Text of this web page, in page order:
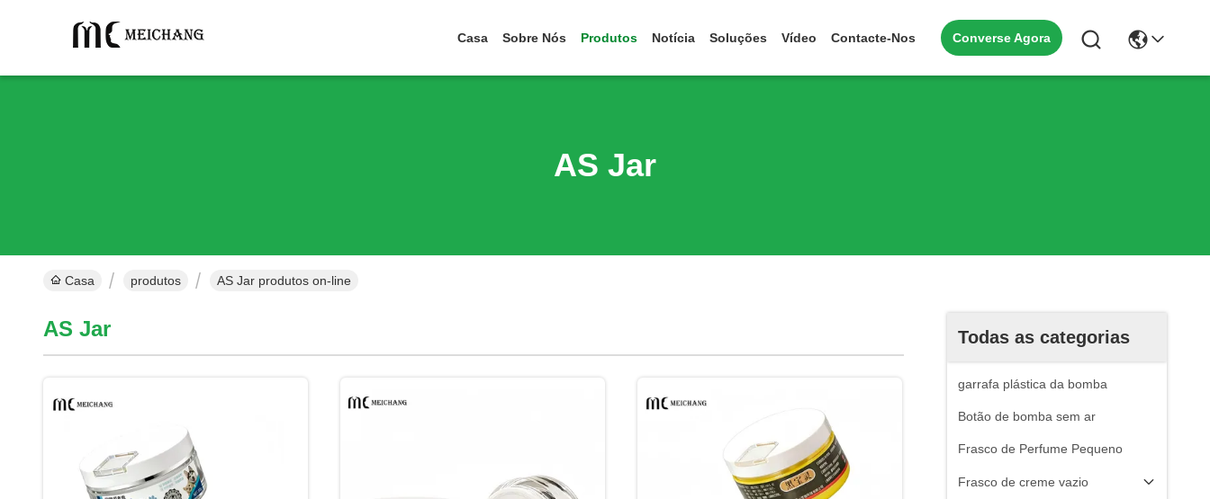
Casa Sobre Nós Produtos Notícia Soluções Vídeo Contacte-Nos Converse Agora
AS Jar
Casa produtos AS Jar produtos on-line
Todas as categorias
garrafa plástica da bomba
Botão de bomba sem ar
Frasco de Perfume Pequeno
Frasco de creme vazio
AS Jar